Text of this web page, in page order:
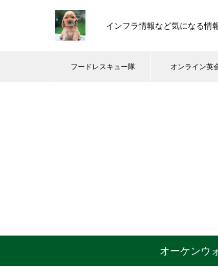
インフラ情報など気になる情
フードレスキュー隊 オンライン英
オーケンウ